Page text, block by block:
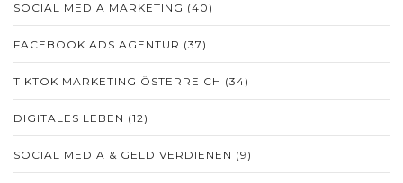
SOCIAL MEDIA MARKETING (40)
FACEBOOK ADS AGENTUR (37)
TIKTOK MARKETING ÖSTERREICH (34)
DIGITALES LEBEN (12)
SOCIAL MEDIA & GELD VERDIENEN (9)